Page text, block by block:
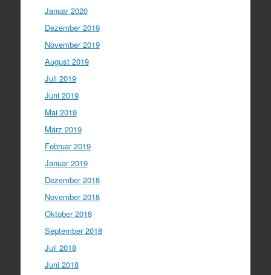
Januar 2020
Dezember 2019
November 2019
August 2019
Juli 2019
Juni 2019
Mai 2019
März 2019
Februar 2019
Januar 2019
Dezember 2018
November 2018
Oktober 2018
September 2018
Juli 2018
Juni 2018